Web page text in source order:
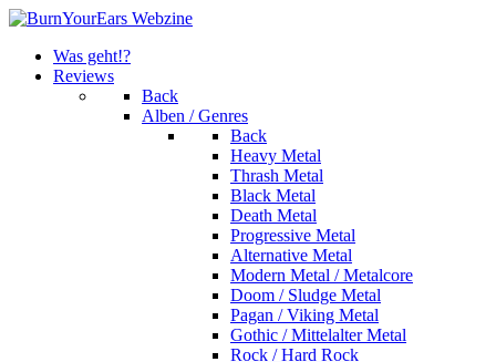
Was geht!?
Reviews
Back
Alben / Genres
Back
Heavy Metal
Thrash Metal
Black Metal
Death Metal
Progressive Metal
Alternative Metal
Modern Metal / Metalcore
Doom / Sludge Metal
Pagan / Viking Metal
Gothic / Mittelalter Metal
Rock / Hard Rock